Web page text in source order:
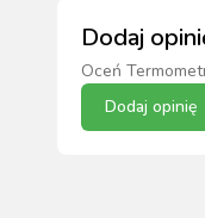
Dodaj
Oceń
Dodaj opinię